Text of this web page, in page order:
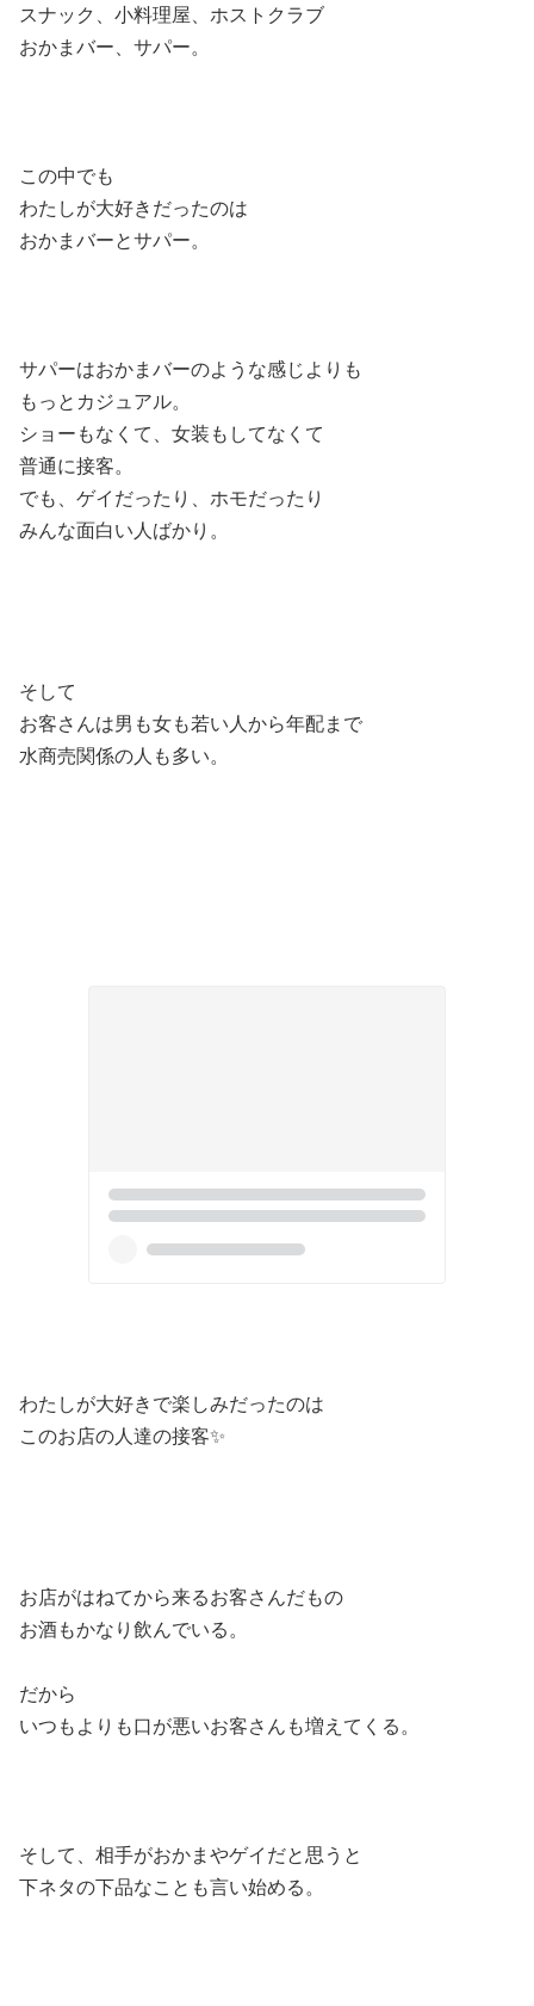
スナック、小料理屋、ホストクラブ
おかまバー、サパー。
この中でも
わたしが大好きだったのは
おかまバーとサパー。
サパーはおかまバーのような感じよりも
もっとカジュアル。
ショーもなくて、女装もしてなくて
普通に接客。
でも、ゲイだったり、ホモだったり
みんな面白い人ばかり。
そして
お客さんは男も女も若い人から年配まで
水商売関係の人も多い。
わたしが大好きで楽しみだったのは
このお店の人達の接客✨
お店がはねてから来るお客さんだもの
お酒もかなり飲んでいる。
だから
いつもよりも口が悪いお客さんも増えてくる。
そして、相手がおかまやゲイだと思うと
下ネタの下品なことも言い始める。